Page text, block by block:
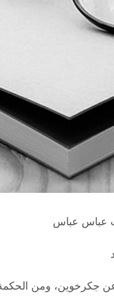
عباس عباس
جكرخوين، ومن